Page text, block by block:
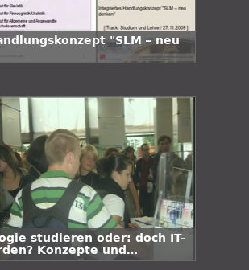
"SLM – neu
studieren oder: doch IT-
Konzepte und
eAssessments an der